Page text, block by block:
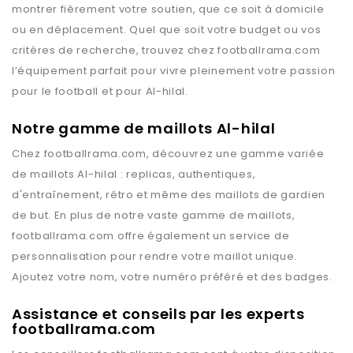
montrer fièrement votre soutien, que ce soit à domicile
ou en déplacement. Quel que soit votre budget ou vos
critères de recherche, trouvez chezfootballrama.com
l’équipement parfait pour vivre pleinement votre passion
pour le football et pour Al-hilal.
Notre gamme de maillots Al-hilal
Chez footballrama.com, découvrez une gamme variée
de maillotsAl-hilal : replicas, authentiques,
d'entraînement, rétro et même des maillots de gardien
de but. En plus de notre vaste gamme de maillots,
footballrama.com offre également un service de
personnalisation pour rendre votre maillot unique.
Ajoutez votre nom, votre numéro préféré et des badges.
Assistance et conseils par les experts
footballrama.com